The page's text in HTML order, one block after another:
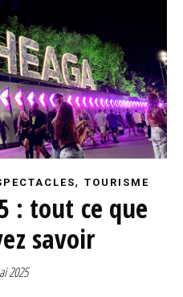
, TOURISME
: tout ce que
savoir
2025